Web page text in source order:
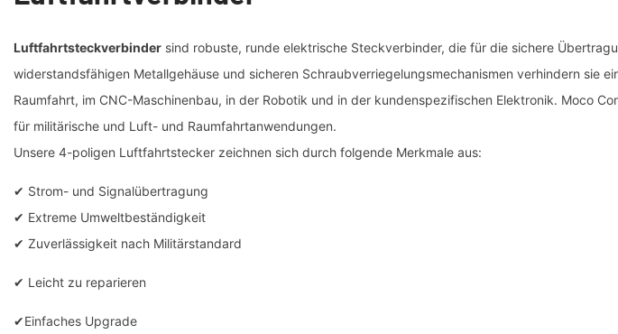
Luftfahrtsteckverbinder sind robuste, runde elektrische Steckverbinder, die für die sichere
widerstandsfähigen Metallgehäuse und sicheren Schraubverriegelungsmechanismen verhindern sie
Raumfahrt, im CNC-Maschinenbau, in der Robotik und in der kundenspezifischen Elektronik. Moco
für militärische und Luft- und Raumfahrtanwendungen.
Unsere 4-poligen Luftfahrtstecker zeichnen sich durch folgende Merkmale aus:
✔ Strom- und Signalübertragung
✔ Extreme Umweltbeständigkeit
✔ Zuverlässigkeit nach Militärstandard
✔ Leicht zu reparieren
✔Einfaches Upgrade